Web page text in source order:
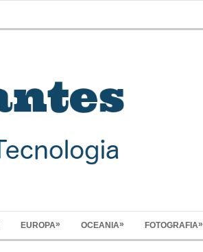
EUROPA» OCEANIA» FOTOGRAFIA»